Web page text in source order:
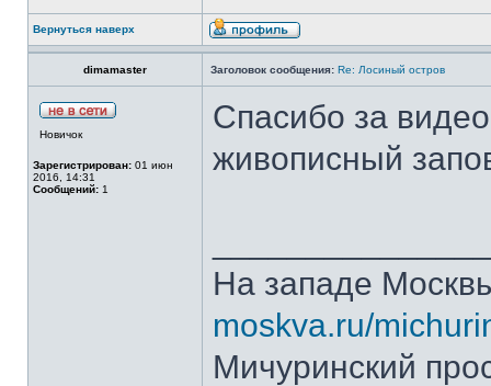
Вернуться наверх
dimamaster Заголовок сообщения: Re: Лосиный остров
Новичок
Зарегистрирован: 01 июн
2016, 14:31
Сообщений: 1
Спасибо за
живописный
На западе
moskva.ru/
Мичуринский